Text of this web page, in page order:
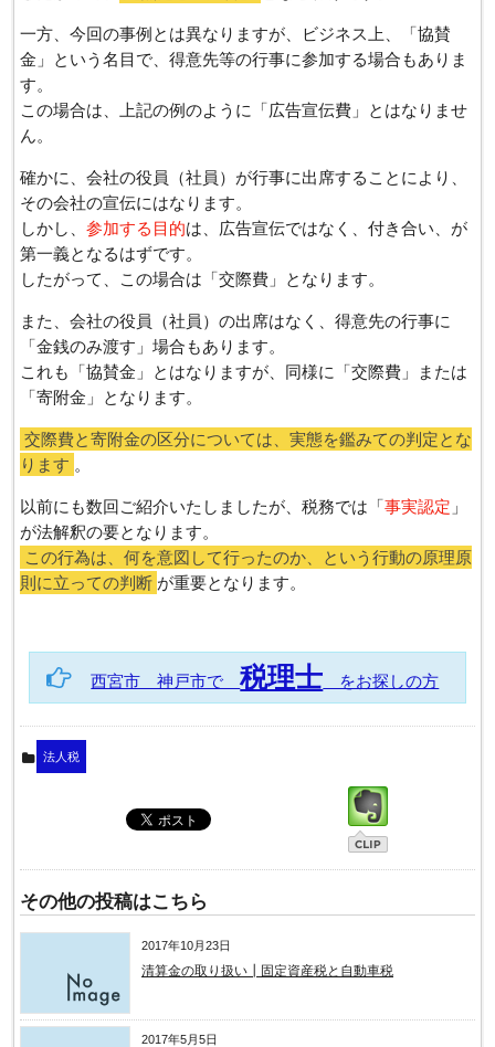
一方、今回の事例とは異なりますが、ビジネス上、「協賛
金」という名目で、得意先等の行事に参加する場合もありま
す。
この場合は、上記の例のように「広告宣伝費」とはなりませ
ん。
確かに、会社の役員（社員）が行事に出席することにより、
その会社の宣伝にはなります。
しかし、 参加する目的は、広告宣伝ではなく、付き合い、が
第一義となるはずです。
したがって、この場合は「交際費」となります。
また、会社の役員（社員）の出席はなく、得意先の行事に
「金銭のみ渡す」場合もあります。
これも「協賛金」とはなりますが、同様に「交際費」または
「寄附金」となります。
交際費と寄附金の区分については、実態を鑑みての判定とな
ります 。
以前にも数回ご紹介いたしましたが、税務では「事実認定 」
が法解釈の要となります。
この行為は、何を意図して行ったのか、という行動の原理原
則に立っての判断 が重要となります。
西宮市 神戸市で税理士 をお探しの方
法人税
その他の投稿はこちら
2017年10月23日
清算金の取り扱い┃固定資産税と自動車税
2017年5月5日